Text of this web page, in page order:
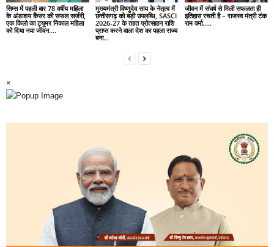
सिम्स में पहली बार 78 वर्षीय महिला
के अंडाशय कैंसर की सफल सर्जरी,
एक किलो का ट्यूमर निकाल महिला
को दिया नया जीवन….
मुख्यमंत्री विष्णुदेव साय के नेतृत्व में
छत्तीसगढ़ को बड़ी उपलब्धि, SASCI
2026-27 के तहत प्रोत्साहन राशि
प्राप्त करने वाला देश का पहला राज्य
बना...
जीवन में संघर्ष से मिली सफलता ही
इतिहास रचती है – राजस्व मंत्री टंक
राम वर्मा…..
×